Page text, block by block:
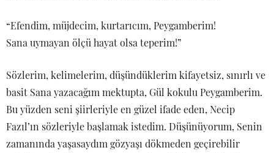
“Efendim, müjdecim, kurtarıcım, Peygamberim!
Sana uymayan ölçü hayat olsa teperim!”
Sözlerim, kelimelerim, düşündüklerim kifayetsiz, sınırlı ve
basit Sana yazacağım mektupta, Gül kokulu Peygamberim.
Bu yüzden seni şiirleriyle en güzel ifade eden, Necip
Fazıl’ın sözleriyle başlamak istedim. Düşünüyorum, Senin
zamanında yaşasaydım gözyaşı dökmeden geçirebilir